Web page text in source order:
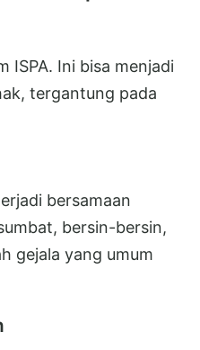
ISPA. Ini bisa menjadi
tergantung pada
bersamaan
bersin-bersin,
gejala yang umum